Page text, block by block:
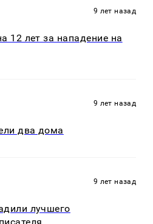
9 лет назад
12 лет за нападение на
9 лет назад
два дома
9 лет назад
лучшего